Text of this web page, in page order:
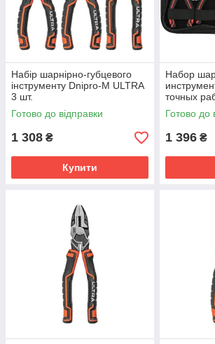
Набір шарнірно-губцевого
інструменту Dnipro-M ULTRA
3 шт.
Готово до відправки
1 308 ₴
Купити
Набор
точных
покрытие,
Готово до
1 396 ₴